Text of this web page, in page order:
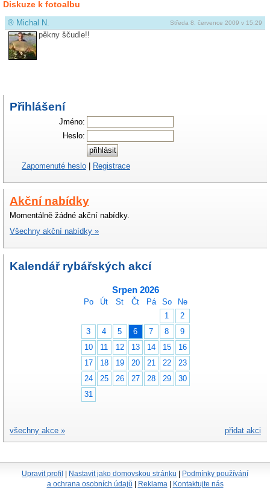
Diskuze k fotoalbu
Středa 8. července 2009 v 15:29
® Michal N.
pěkny ščudle!!
Přihlášení
Jméno:
Heslo:
Zapomenuté heslo Registrace
Akční nabídky
Momentálně žádné akční nabídky.
Všechny akční nabídky »
Kalendář rybářských akcí
Srpen 2026
Po Út St Čt Pá So
Ne
1
2
3
4 5 6 7 8
9
10
11 12 13 14 15
16
17
18 19 20 21 22
23
24
25 26 27 28 29
30
31
přidat akci
všechny akce »
Upravit profil Nastavit jako domovskou stránku
Podmínky používání
a ochrana osobních údajů
Reklama Kontaktujte nás